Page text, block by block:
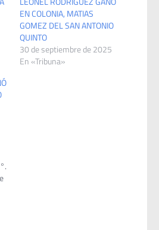
EN COLONIA, MATIAS
GOMEZ DEL SAN ANTONIO
QUINTO
30 de septiembre de 2025
En «Tribuna»